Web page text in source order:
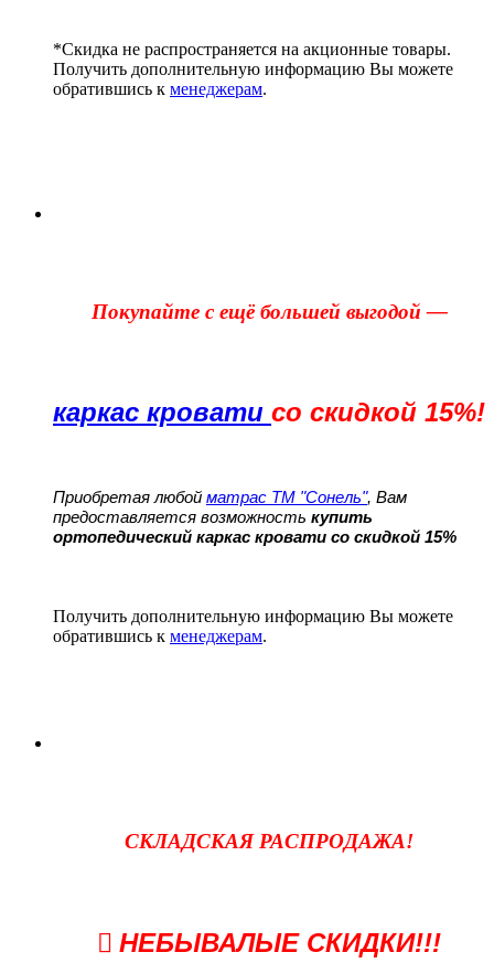
*Скидка не распространяется на акционные товары.
Получить дополнительную информацию Вы можете
обратившись к менеджерам.
Покупайте с ещё большей выгодой —
каркас кровати со скидкой 15%!
Приобретая любой матрас ТМ "Сонель", Вам
предоставляется возможность купить
ортопедический каркас кровати со скидкой 15%
Получить дополнительную информацию Вы можете
обратившись к менеджерам.
СКЛАДСКАЯ РАСПРОДАЖА!
НЕБЫВАЛЫЕ СКИДКИ!!!